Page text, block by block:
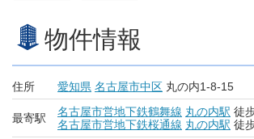
物件情報
住所 愛知県 名古屋市中区 丸の内1-8-15
最寄駅 名古屋市営地下鉄鶴舞線 丸の内駅 徒
名古屋市営地下鉄桜通線 丸の内駅 徒